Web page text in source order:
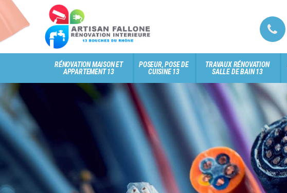
RÉNOVATION MAISON ET
APPARTEMENT 13
POSEUR, POSE DE
CUISINE 13
TRAVAUX RÉNOVATION
SALLE DE BAIN 13